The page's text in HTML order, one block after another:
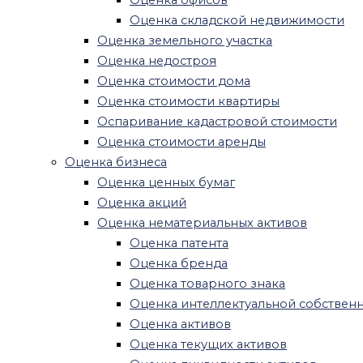
Оценка складской недвижимости
Оценка земельного участка
Оценка недостроя
Оценка стоимости дома
Оценка стоимости квартиры
Оспаривание кадастровой стоимости
Оценка стоимости аренды
Оценка бизнеса
Оценка ценных бумаг
Оценка акций
Оценка нематериальных активов
Оценка патента
Оценка бренда
Оценка товарного знака
Оценка интеллектуальной
Оценка активов
Оценка текущих активов
Строительная экспертиза
Экспертиза качества строительства
Строительная экспертиза
многоквартирного дома
Судебная строительная экспертиза
Рецензия строительной экспертизы
Рецензия на заключение кадастрового
инженера
Строительная экспертиза квартиры
Экспертиза ремонта квартиры
Экспертиза фундамента частного дома
Землеустроительная экспертиза
Пожарная экспертиза
Экспертиза квартиры после пожара
Экспертиза пожара автомобиля
Судебная пожарно-техническая
экспертиза